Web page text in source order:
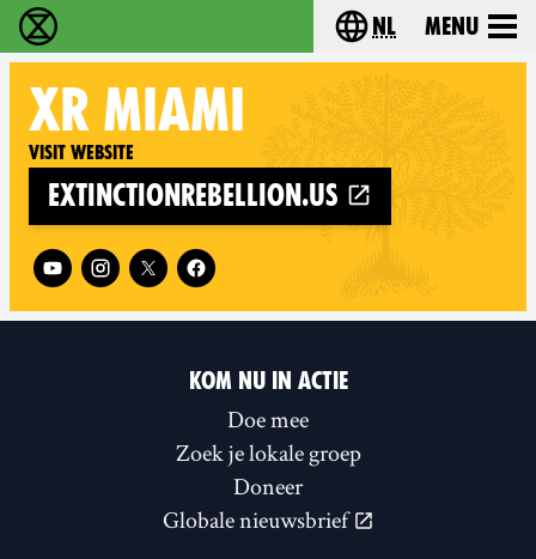
Extinction Rebellion - Home Choose your
nl Menu
XR MIAMI
Visit website
extinctionrebellion.us
Follow XR Miami on
KOM NU IN ACTIE
Doe mee
Zoek je lokale groep
Doneer
Globale nieuwsbrief